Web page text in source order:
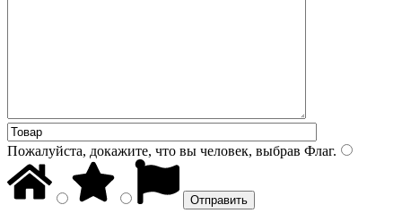
Пожалуйста, докажите, что вы человек, выбрав Флаг.